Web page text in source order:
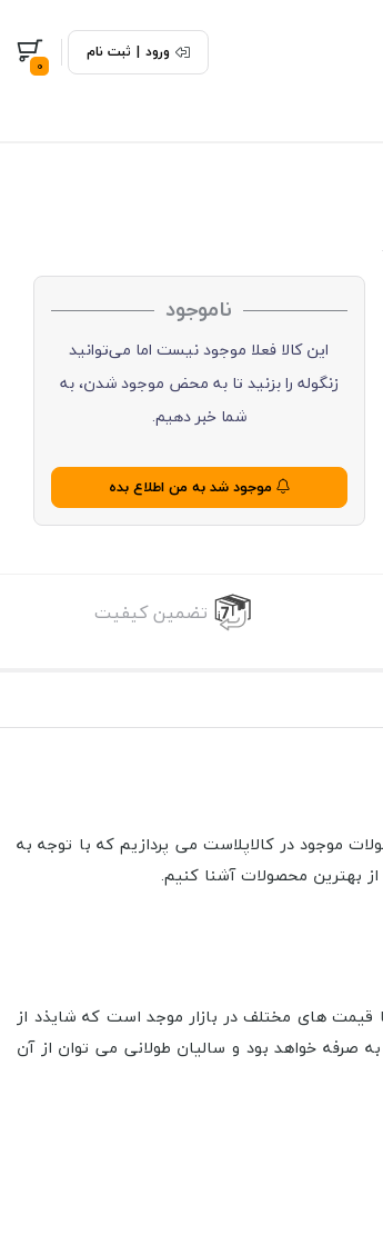
ورود | ثبت نام
0
ناموجود
این کالا فعلا موجود نیست اما می‌توانید
زنگوله را بزنید تا به محض موجود شدن، به
شما خبر دهیم.
موجود شد به من اطلاع بده
تضمین کیفیت
موجود در کالاپلاست می پردازیم که با توجه به
از بهترین محصولات آشنا کنیم.
های مختلف در بازار موجد است که شایذد از
صرفه خواهد بود و سالیان طولانی می توان از آن